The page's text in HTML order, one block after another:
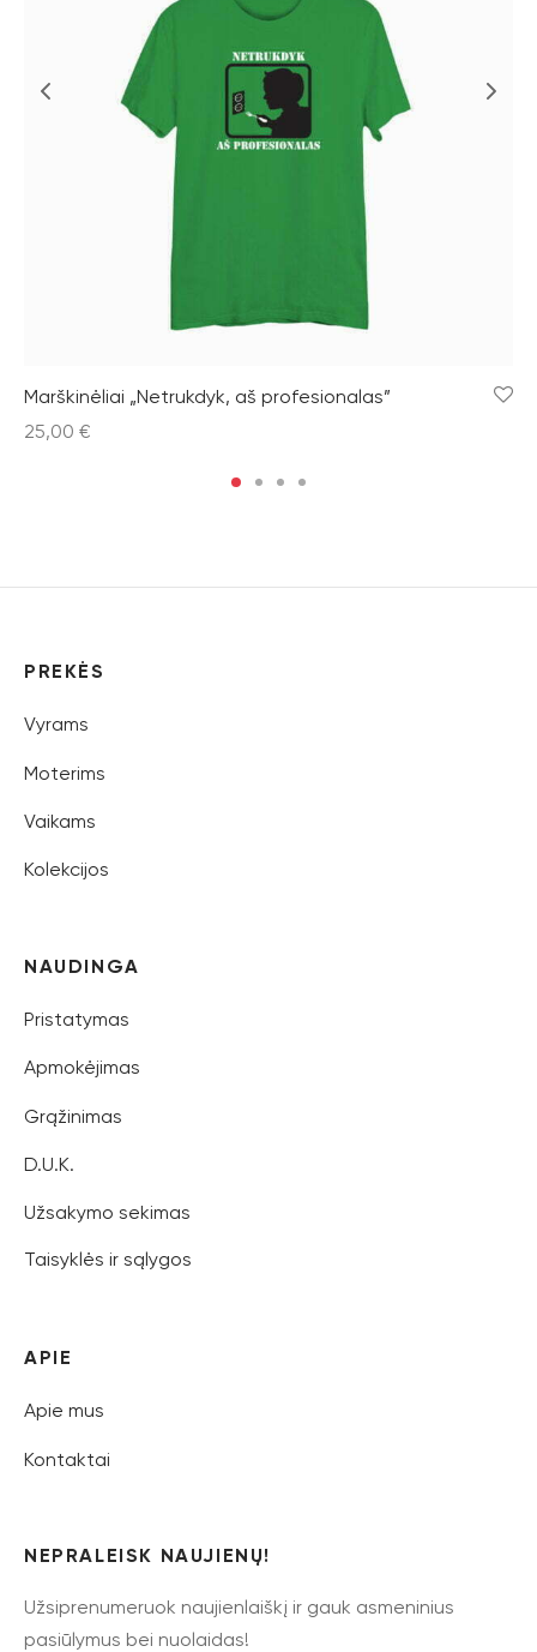
Marškinėliai „Netrukdyk, aš profesionalas”
25,00 €
PREKĖS
Vyrams
Moterims
Vaikams
Kolekcijos
NAUDINGA
Pristatymas
Apmokėjimas
Grąžinimas
D.U.K.
Užsakymo sekimas
Taisyklės ir sąlygos
APIE
Apie mus
Kontaktai
NEPRALEISK NAUJIENŲ!
Užsiprenumeruok naujienlaiškį ir gauk asmeninius
pasiūlymus bei nuolaidas!